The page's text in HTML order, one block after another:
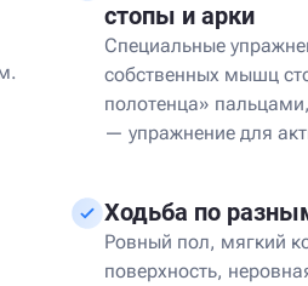
стопы и арки
Специальные
собственных мышц
полотенца»
— упражнение для
Ходьба по
Ровный пол, мягкий
поверхность,